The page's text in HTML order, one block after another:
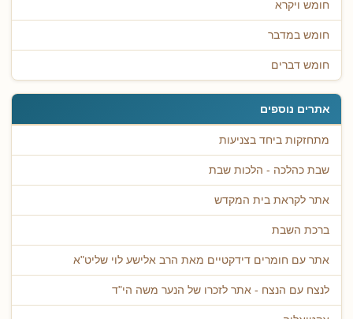
חומש ויקרא
חומש במדבר
חומש דברים
אתרים נוספים
מתחזקות ביחד בצניעות
שבת כהלכה - הלכות שבת
אתר לקראת בית המקדש
ברכת השבת
אתר עם חומרים דידקטיים מאת הרב אלישע לוי שליט"א
לנצח עם הנצח - אתר לזכרו של הנער משה הי"ד